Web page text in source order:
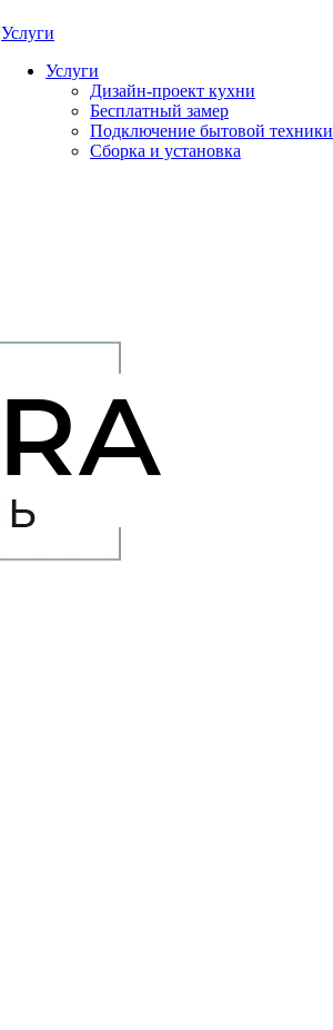
Услуги
Услуги
Дизайн-проект кухни
Бесплатный замер
Подключение бытовой техники
Сборка и установка